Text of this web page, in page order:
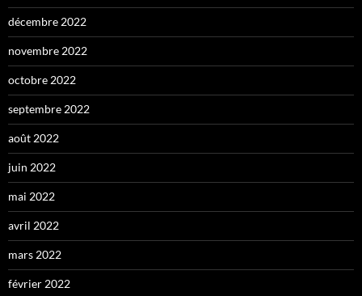
décembre 2022
novembre 2022
octobre 2022
septembre 2022
août 2022
juin 2022
mai 2022
avril 2022
mars 2022
février 2022